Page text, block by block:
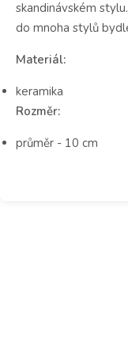
skandinávském
do mnoha stylů
Materiál:
keramika
Rozměr:
průměr - 10 cm